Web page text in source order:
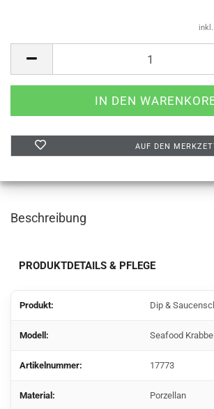
AUF DEN
Beschreibung
PRODUKTDETAILS & PFLEGE
Produkt: Dip &
Modell: Seafood Krabbe
Artikelnummer: 17773
Material: Porzellan